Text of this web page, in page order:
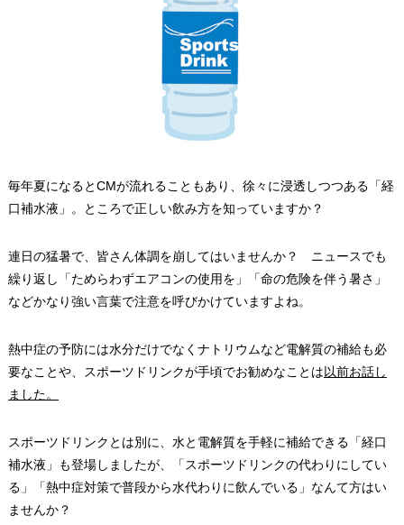
毎年夏になるとCMが流れることもあり、徐々に浸透しつつある「経
口補水液」。ところで正しい飲み方を知っていますか？
連日の猛暑で、皆さん体調を崩してはいませんか？ ニュースでも
繰り返し「ためらわずエアコンの使用を」「命の危険を伴う暑さ」
などかなり強い言葉で注意を呼びかけていますよね。
熱中症の予防には水分だけでなくナトリウムなど電解質の補給も必
要なことや、スポーツドリンクが手頃でお勧めなことは以前お話し
ました。
スポーツドリンクとは別に、水と電解質を手軽に補給できる「経口
補水液」も登場しましたが、「スポーツドリンクの代わりにしてい
る」「熱中症対策で普段から水代わりに飲んでいる」なんて方はい
ませんか？